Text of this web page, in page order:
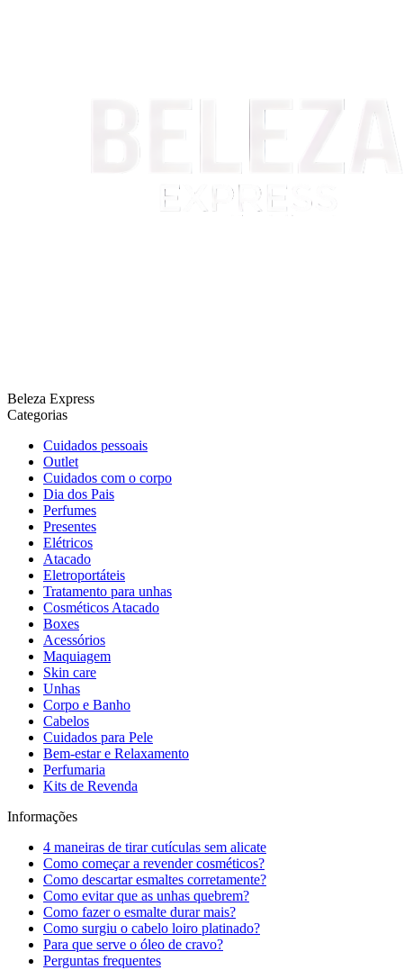
Beleza Express
Categorias
Cuidados pessoais
Outlet
Cuidados com o corpo
Dia dos Pais
Perfumes
Presentes
Elétricos
Atacado
Eletroportáteis
Tratamento para unhas
Cosméticos Atacado
Boxes
Acessórios
Maquiagem
Skin care
Unhas
Corpo e Banho
Cabelos
Cuidados para Pele
Bem-estar e Relaxamento
Perfumaria
Kits de Revenda
Informações
4 maneiras de tirar cutículas sem alicate
Como começar a revender cosméticos?
Como descartar esmaltes corretamente?
Como evitar que as unhas quebrem?
Como fazer o esmalte durar mais?
Como surgiu o cabelo loiro platinado?
Para que serve o óleo de cravo?
Perguntas frequentes